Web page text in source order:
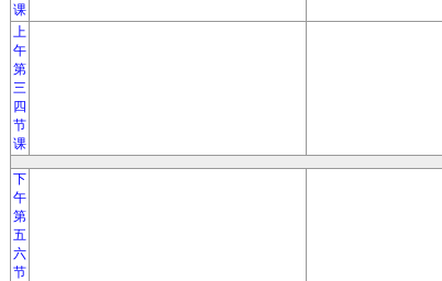
课
上
午
第
三
四
节
课
下
午
第
五
六
节